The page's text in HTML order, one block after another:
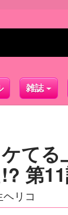
雑誌
てる
第
リコ